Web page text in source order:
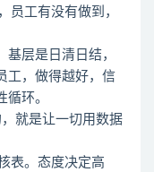
员工有没有做到，
层是日清日结，
工，做得越好，信
环。
就是让一切用数据
表。态度决定高